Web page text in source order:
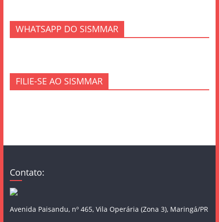
WHATSAPP DO SISMMAR
FILIE-SE AO SISMMAR
Contato:
Avenida Paisandu, nº 465, Vila Operária (Zona 3), Maringá/PR